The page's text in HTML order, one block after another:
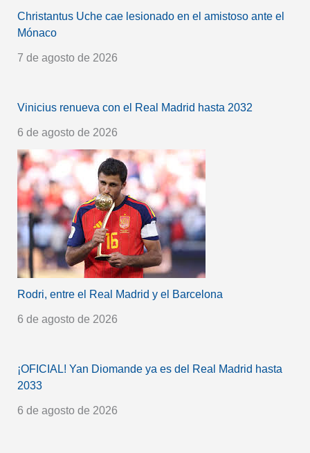
Christantus Uche cae lesionado en el amistoso ante el
Mónaco
7 de agosto de 2026
Vinicius renueva con el Real Madrid hasta 2032
6 de agosto de 2026
Rodri, entre el Real Madrid y el Barcelona
6 de agosto de 2026
¡OFICIAL! Yan Diomande ya es del Real Madrid hasta
2033
6 de agosto de 2026